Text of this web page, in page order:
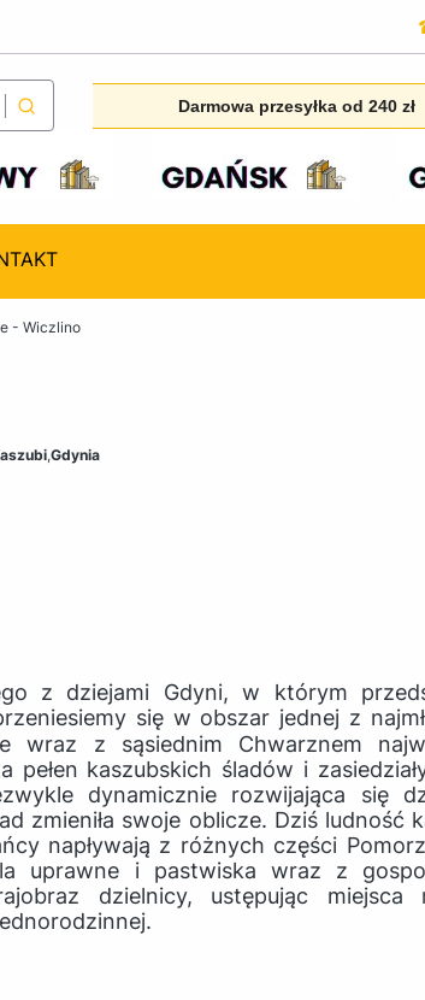
Szukaj Darmowa przesyłka od 240 zł
- Wiczlino
,Gdynia
z dziejami Gdyni, w którym
się w obszar jednej z
wraz z sąsiednim Chwarznem
pełen kaszubskich śladów i
dynamicznie rozwijająca się
zmieniła swoje oblicze. Dziś ludność
napływają z różnych części
uprawne i pastwiska wraz z
dzielnicy, ustępując miejsca